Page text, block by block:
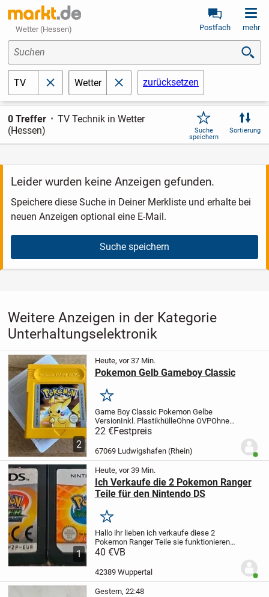
Wetter (Hessen) Postfach mehr
Suchen
TV schließen
Wetter schließenzurücksetzen
0 Treffer
TV Technik in Wetter
(Hessen)
Suche
speichern
Sortierung
Leider wurden keine Anzeigen gefunden.
Speichere diese Suche in Deiner Merkliste und erhalte bei
neuen Anzeigen optional eine E-Mail.
Suche speichern
Weitere Anzeigen in der Kategorie
Unterhaltungselektronik
2
Heute, vor 37 Min.
Pokemon Gelb Gameboy Classic
Merken
Game Boy Classic Pokemon Gelbe
VersionInkl. PlastikhülleOhne OVPOhne
Anleitung Voll funktionsfähig
Festpreis inkl. Versand
auch nichts und ist in 67069 möglich
22 €Festpreis
67069 Ludwigshafen (Rhein)
1
Heute, vor 39 Min.
Ich Verkaufe die 2 Pokemon Ranger
Teile für den Nintendo DS
Merken
Hallo ihr lieben ich verkaufe diese 2
Pokemon Ranger Teile sie funktionieren
beide einwandfrei und sind an
Wuppertal abzuholen
40 €VB
42389 Wuppertal
Gestern, 22:48